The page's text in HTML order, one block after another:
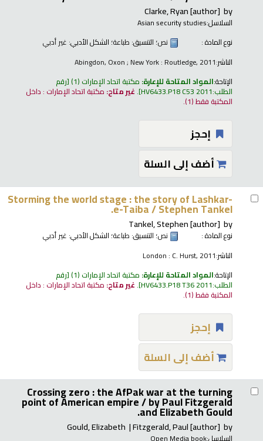
by
Clarke, Ryan[author]
السلاسل:Asian security studies
نوع المادة :
نص؛ التنسيق: طباعة؛ الشكل الأدبي: غير أدبي
الناشر:Abingdon, Oxon ; New York : Routledge, 2011
الإتاحة:المواد المتاحة للإعارة: مكتبة اتحاد الإمارات (1) رقم
الطلب:HV6433.P18 C53 2011
.غير متاح: مكتبة اتحاد الإمارات : داخل
المكتبة فقط(1).
إحجز
أضف إلى السلة
Storming the world stage : the story of Lashkar-
e-Taiba /Stephen Tankel.
by
Tankel, Stephen[author]
نوع المادة : نص؛ التنسيق: طباعة؛ الشكل الأدبي: غير أدبي
الناشر:London : C. Hurst, 2011
الإتاحة:المواد المتاحة للإعارة: مكتبة اتحاد الإمارات (1) رقم
الطلب:HV6433.P18 T36 2011
.غير متاح: مكتبة اتحاد الإمارات : داخل
المكتبة فقط(1).
إحجز
أضف إلى السلة
Crossing zero : the AfPak war at the turning
point of American empire /by Paul Fitzgerald
and Elizabeth Gould.
by
Fitzgerald, Paul[author]
Gould, Elizabeth
السلاسل:Open Media book